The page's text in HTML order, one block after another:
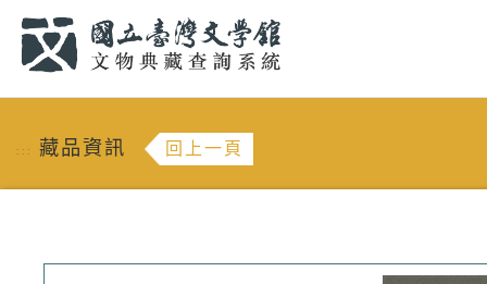
::: 藏品資訊 回上一頁